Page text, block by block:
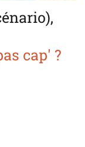
cap' ?